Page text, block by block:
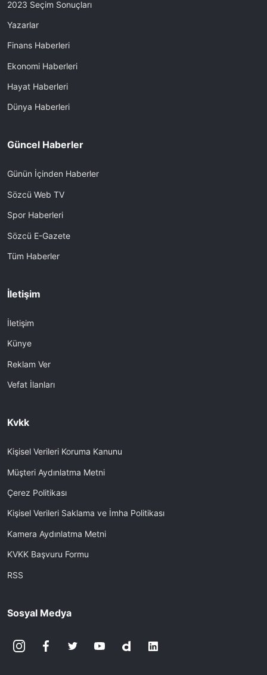
2023 Seçim Sonuçları
Yazarlar
Finans Haberleri
Ekonomi Haberleri
Hayat Haberleri
Dünya Haberleri
Güncel Haberler
Günün İçinden Haberler
Sözcü Web TV
Spor Haberleri
Sözcü E-Gazete
Tüm Haberler
İletişim
İletişim
Künye
Reklam Ver
Vefat İlanları
Kvkk
Kişisel Verileri Koruma Kanunu
Müşteri Aydınlatma Metni
Çerez Politikası
Kişisel Verileri Saklama ve İmha Politikası
Kamera Aydınlatma Metni
KVKK Başvuru Formu
RSS
Sosyal Medya